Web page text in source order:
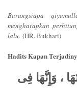
Barangsiapa
mengharapkan
lalu. (HR. Bukhari)
Hadits Kapan
، وَإِنَّهَا فِى